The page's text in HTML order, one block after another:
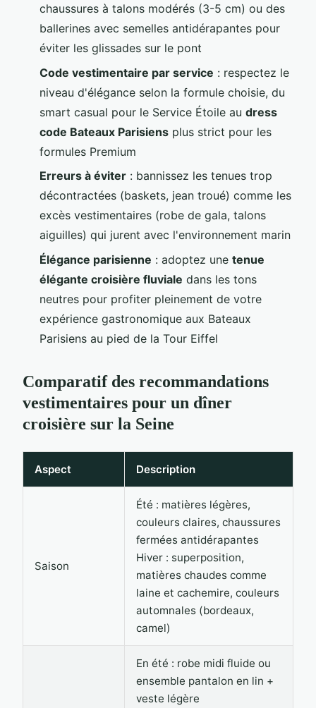
chaussures à talons modérés (3-5 cm) ou des
ballerines avec semelles antidérapantes pour
éviter les glissades sur le pont
Code vestimentaire par service : respectez le
niveau d'élégance selon la formule choisie, du
smart casual pour le Service Étoile au dress
code Bateaux Parisiens plus strict pour les
formules Premium
Erreurs à éviter : bannissez les tenues trop
décontractées (baskets, jean troué) comme les
excès vestimentaires (robe de gala, talons
aiguilles) qui jurent avec l'environnement marin
Élégance parisienne : adoptez une tenue
élégante croisière fluviale dans les tons
neutres pour profiter pleinement de votre
expérience gastronomique aux Bateaux
Parisiens au pied de la Tour Eiffel
Comparatif des recommandations
vestimentaires pour un dîner
croisière sur la Seine
Aspect Description
Saison
Été : matières légères,
couleurs claires, chaussures
fermées antidérapantes
Hiver : superposition,
matières chaudes comme
laine et cachemire, couleurs
automnales (bordeaux,
camel)
En été : robe midi fluide ou
ensemble pantalon en lin +
veste légère